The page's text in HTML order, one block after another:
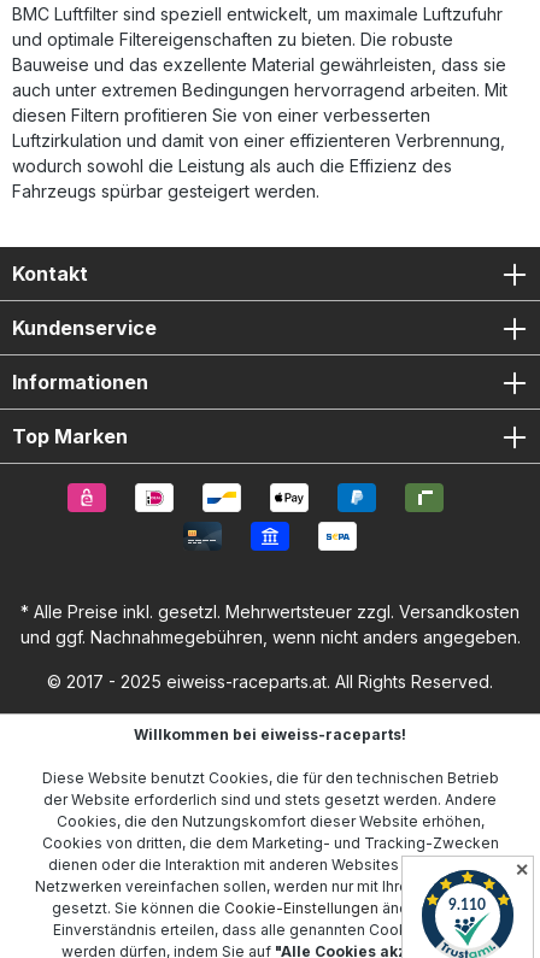
Moulding-Technologie ohne Schweißnähte
Wiederverwendbar und einfach zu reinigen Lieferumfang:
1x BMC Performance Luftfilter FB01054 Montagehinweis
BMC Luftfilter sind speziell entwickelt, um maximale Luftzufuhr
und optimale Filtereigenschaften zu bieten. Die robuste
Bauweise und das exzellente Material gewährleisten, dass sie
auch unter extremen Bedingungen hervorragend arbeiten. Mit
diesen Filtern profitieren Sie von einer verbesserten
Luftzirkulation und damit von einer effizienteren Verbrennung,
wodurch sowohl die Leistung als auch die Effizienz des
Fahrzeugs spürbar gesteigert werden.
Kontakt
Kundenservice
Informationen
Top Marken
* Alle Preise inkl. gesetzl. Mehrwertsteuer zzgl. Versandkosten
und ggf. Nachnahmegebühren, wenn nicht anders angegeben.
© 2017 - 2025 eiweiss-raceparts.at. All Rights Reserved.
Willkommen bei eiweiss-raceparts!
Diese Website benutzt Cookies, die für den technischen Betrieb
der Website erforderlich sind und stets gesetzt werden. Andere
Cookies, die den Nutzungskomfort dieser Website erhöhen,
Cookies von dritten, die dem Marketing- und Tracking-Zwecken
dienen oder die Interaktion mit anderen Websites und sozialen
Netzwerken vereinfachen sollen, werden nur mit Ihrer Zustimmung
gesetzt. Sie können die Cookie-Einstellungen ändern oder Ihr
Einverständnis erteilen, dass alle genannten Cookies gesetzt
werden dürfen, indem Sie auf "Alle Cookies akzeptieren"
✕